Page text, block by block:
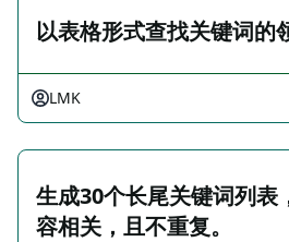
以表格形式查找关键词的
LMK
生成30个长尾关键词列表
容相关，且不重复。